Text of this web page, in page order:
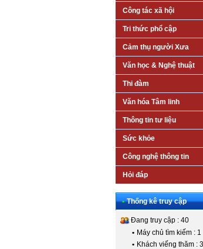
Công tác xã hội
Tri thức phổ cập
Cảm thụ người Xưa
Văn học & Nghệ thuật
Thi đàm
Văn hóa Tâm linh
Thông tin tư liệu
Sức khỏe
Công nghệ thông tin
Hỏi đáp
• Thống kê truy cập
Đang truy cập : 40
• Máy chủ tìm kiếm : 1
• Khách viếng thăm :